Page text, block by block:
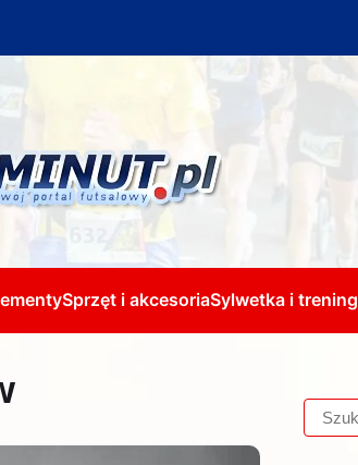
Sprzęt i akcesoriaSylwetka i trening